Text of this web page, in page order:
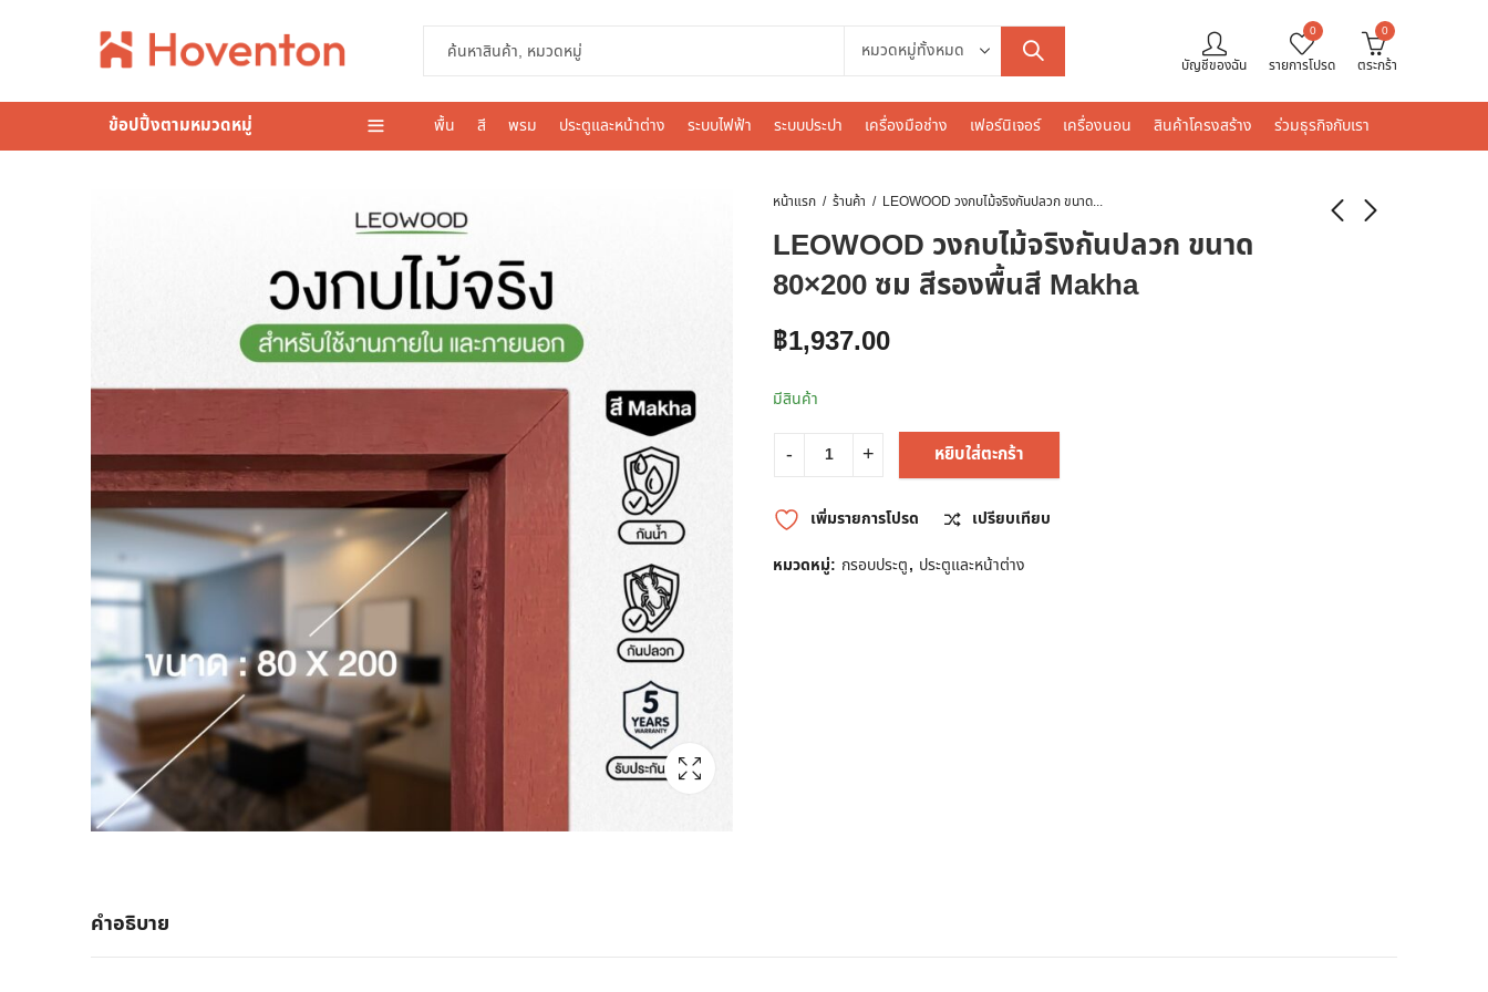
บัญชีของฉัน
0
รายการโปรด
0
ตระกร้า
ข้อปปิ้งตามหมวดหมู่ พื้น สี พรม ประตูและหน้าต่าง ระบบไฟฟ้า ระบบประปา เครื่องมือช่าง เฟอร์นิเจอร์ เครื่องนอน สินค้าโครงสร้าง ร่วมธุรกิจกับเรา
หน้าแรก ร้านค้า LEOWOOD วงกบไม้จริงกันปลวก ขนาด 80×200 ซม สีรองพื้นสี Makha
LEOWOOD วงกบไม้จริงกันปลวก ขนาด
80×200 ซม สีรองพื้นสี Makha
฿1,937.00
มีสินค้า
หยิบใส่ตะกร้า
เพิ่มรายการโปรด
เปรียบเทียบ
หมวดหมู่: กรอบประตู, ประตูและหน้าต่าง
คำอธิบาย